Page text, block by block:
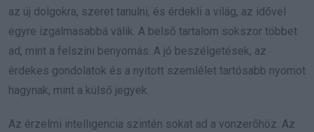
az új dolgokra, szeret tanulni, és érdekli a világ, az idővel
egyre izgalmasabbá válik. A belső tartalom sokszor többet
ad, mint a felszíni benyomás. A jó beszélgetések, az
érdekes gondolatok és a nyitott szemlélet tartósabb nyomot
hagynak, mint a külső jegyek.
Az érzelmi intelligencia szintén sokat ad a vonzerőhöz. Az